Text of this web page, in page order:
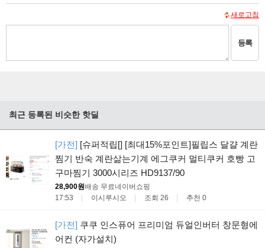
새로고침
등록
최근 등록된 비슷한 핫딜
[가전] [슈퍼적립[] [최대15%포인트]필립스 달걀 계란
찜기 반숙 계란삶는기계 에그쿠커 멀티쿠커 호빵 고
구마찜기 3000시리즈 HD9137/90
28,900원배송 무료네이버쇼핑
17:53
이시루시오 조회 26 추천 0
[가전] 쿠쿠 인스퓨어 프리미엄 듀얼인버터 창문형에
어컨 (자가설치)